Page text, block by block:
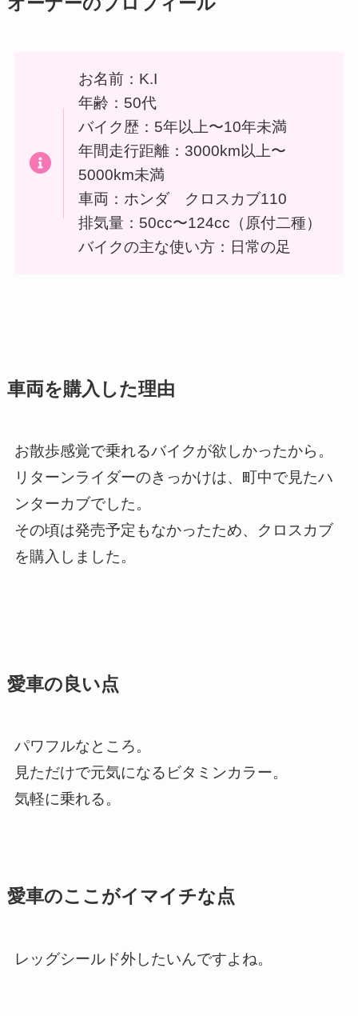
お名前：K.I
年齢：50代
バイク歴：5年以上〜10年未満
年間走行距離：3000km以上〜
5000km未満
車両：ホンダ クロスカブ110
排気量：50cc〜124cc（原付二種）
バイクの主な使い方：日常の足
車両を購入した理由
お散歩感覚で乗れるバイクが欲しかったから。
リターンライダーのきっかけは、町中で見たハ
ンターカブでした。
その頃は発売予定もなかったため、クロスカブ
を購入しました。
愛車の良い点
パワフルなところ。
見ただけで元気になるビタミンカラー。
気軽に乗れる。
愛車のここがイマイチな点
レッグシールド外したいんですよね。